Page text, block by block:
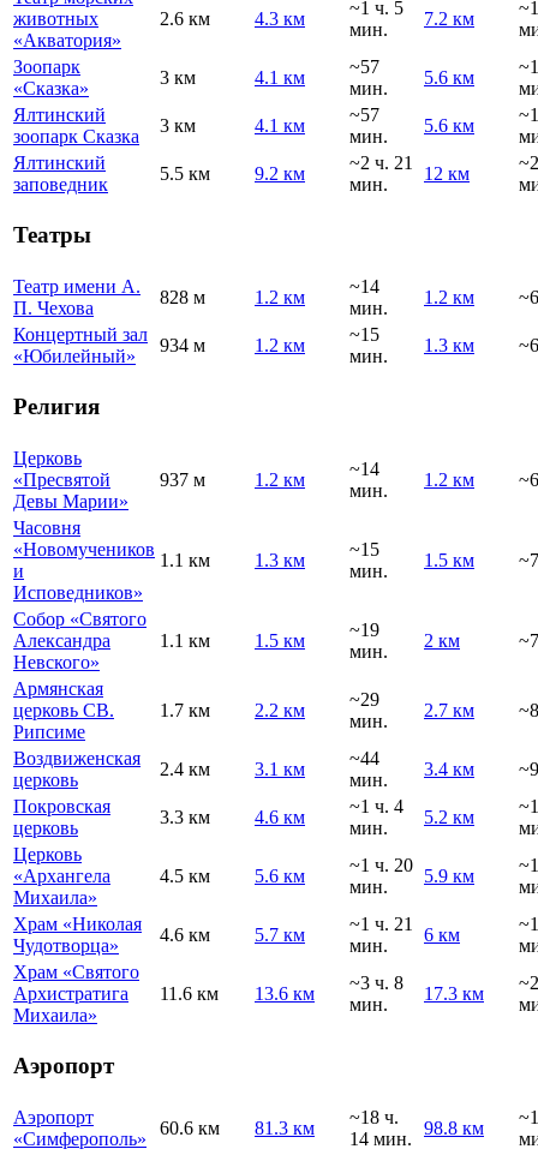
животных
«Акватория»
2.6 км 4.3 км
~1 ч. 5
мин.
7.2 км
Зоопарк
«Сказка»
3 км 4.1 км
~57
мин.
5.6 км
Ялтинский
зоопарк Сказка
3 км 4.1 км
~57
мин.
5.6 км
Ялтинский
заповедник
5.5 км 9.2 км
~2 ч. 21
мин.
12 км
Театры
Театр имени А.
П. Чехова
828 м 1.2 км
~14
мин.
1.2 км
Концертный зал
«Юбилейный»
934 м 1.2 км
~15
мин.
1.3 км
Религия
Церковь
«Пресвятой
Девы Марии»
937 м 1.2 км
~14
мин.
1.2 км
Часовня
«Новомучеников
и
Исповедников»
1.1 км 1.3 км
~15
мин.
1.5 км
Собор «Святого
Александра
Невского»
1.1 км 1.5 км
~19
мин.
2 км
Армянская
церковь СВ.
Рипсиме
1.7 км 2.2 км
~29
мин.
2.7 км
Воздвиженская
церковь
2.4 км 3.1 км
~44
мин.
3.4 км
Покровская
церковь
3.3 км 4.6 км
~1 ч. 4
мин.
5.2 км
Церковь
«Архангела
Михаила»
4.5 км 5.6 км
~1 ч. 20
мин.
5.9 км
Храм «Николая
Чудотворца»
4.6 км 5.7 км
~1 ч. 21
мин.
6 км
Храм «Святого
Архистратига
Михаила»
11.6 км 13.6 км
~3 ч. 8
мин.
17.3 км
Аэропорт
Аэропорт
«Симферополь»
60.6 км 81.3 км
~18 ч.
14 мин.
98.8 км